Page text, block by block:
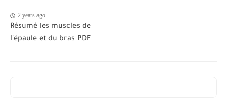
2 years ago
Résumé les muscles de
l'épaule et du bras PDF